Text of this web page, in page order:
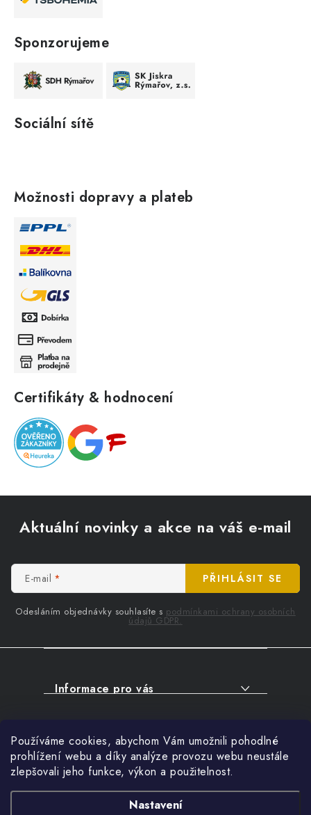
Používáme cookies, abychom Vám umožnili pohodlné
prohlížení webu a díky analýze provozu webu neustále
zlepšovali jeho funkce, výkon a použitelnost.
Nastavení
Sponzorujeme
Sociální sítě
Možnosti dopravy a plateb
Certifikáty & hodnocení
Aktuální novinky a akce na váš e-mail
E-mail
Odesláním objednávky souhlasíte s podmínkami ochrany osobních
údajů GDPR.
PŘIHLÁSIT SE
Informace pro vás
SERVIS
FIRMY, ŠKOLY, PARTNEŘI
ARTHAS MAGAZÍN
Facebook
Přihlášení